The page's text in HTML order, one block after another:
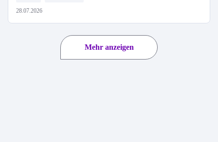
28.07.2026
Mehr anzeigen